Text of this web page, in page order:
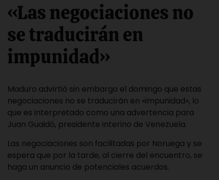
«Las negociaciones no
se traducirán en
impunidad»
Maduro advirtió sin embargo el domingo que estas
negociaciones no se traducirán en «impunidad», lo
que es interpretado como una advertencia para
Juan Guaidó, presidente interino de Venezuela.
Las negociaciones son facilitadas por Noruega y se
espera que por la tarde, al cierre del encuentro, se
haga un anuncio de potenciales acuerdos.